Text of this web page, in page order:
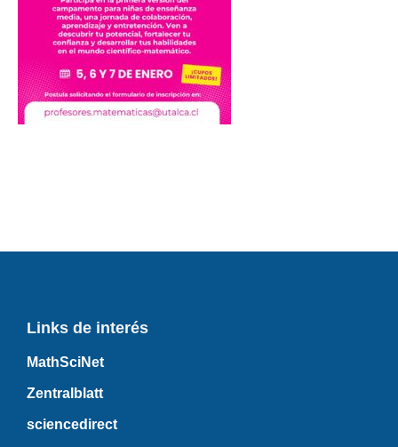
Links de interés
MathSciNet
Zentralblatt
sciencedirect